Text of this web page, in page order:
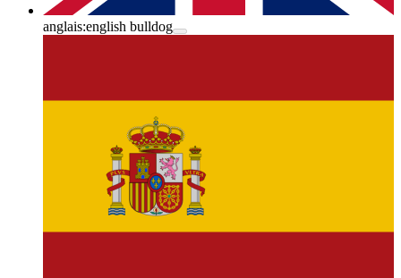
anglais:english bulldog